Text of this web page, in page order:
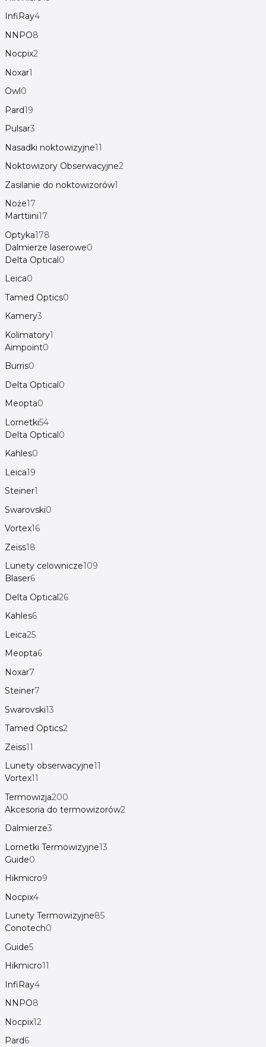
InfiRay4
NNPO8
Nocpix2
Noxar1
Owl0
Pard19
Pulsar3
Nasadki noktowizyjne11
Noktowizory Obserwacyjne2
Zasilanie do noktowizorów1
Noże17
Marttiini17
Optyka178
Dalmierze laserowe0
Delta Optical0
Leica0
Tamed Optics0
Kamery3
Kolimatory1
Aimpoint0
Burris0
Delta Optical0
Meopta0
Lornetki54
Delta Optical0
Kahles0
Leica19
Steiner1
Swarovski0
Vortex16
Zeiss18
Lunety celownicze109
Blaser6
Delta Optical26
Kahles6
Leica25
Meopta6
Noxar7
Steiner7
Swarovski13
Tamed Optics2
Zeiss11
Lunety obserwacyjne11
Vortex11
Termowizja200
Akcesoria do termowizorów2
Dalmierze3
Lornetki Termowizyjne13
Guide0
Hikmicro9
Nocpix4
Lunety Termowizyjne85
Conotech0
Guide5
Hikmicro11
InfiRay4
NNPO8
Nocpix12
Pard6